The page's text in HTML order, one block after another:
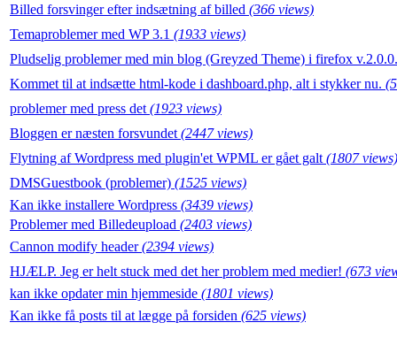
Billed forsvinger efter indsætning af billed (366 views)
Temaproblemer med WP 3.1 (1933 views)
Pludselig problemer med min blog (Greyzed Theme) i firefox
Kommet til at indsætte html-kode i dashboard.php, alt i stykker nu.
problemer med press det (1923 views)
Bloggen er næsten forsvundet (2447 views)
Flytning af Wordpress med plugin'et WPML er gået galt (1807 views)
DMSGuestbook (problemer) (1525 views)
Kan ikke installere Wordpress (3439 views)
Problemer med Billedeupload (2403 views)
Cannon modify header(2394 views)
HJÆLP. Jeg er helt stuck med det her problem med medier! (673
kan ikke opdater min hjemmeside (1801 views)
Kan ikke få posts til at lægge på forsiden (625 views)